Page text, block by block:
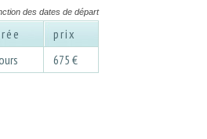
des dates de départ
prix
675 €